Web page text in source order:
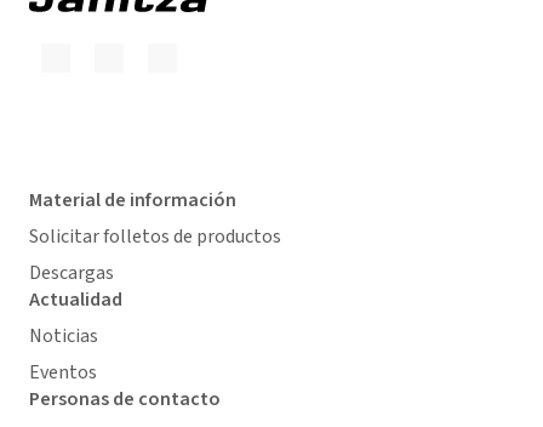
Material de información
Solicitar folletos de productos
Descargas
Actualidad
Noticias
Eventos
Personas de contacto